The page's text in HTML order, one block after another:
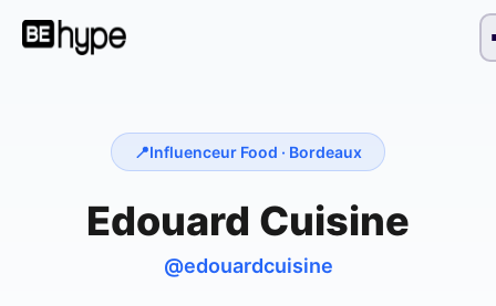
📍Influenceur Food · Bordeaux
Edouard Cuisine
@edouardcuisine